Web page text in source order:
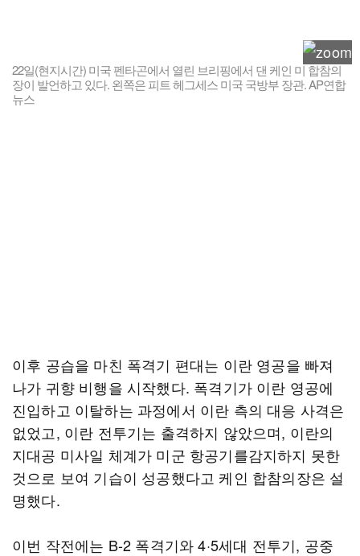
22일(현지시간) 미국 펜타곤에서 열린 브리핑에서 댄 케인 미 합참의
장이 발언하고 있다. 왼쪽은 피트 헤그세스 미국 국방부 장관. AP연합
뉴스
이후 공습을 마친 폭격기 편대는 이란 영공을 빠져
나가 귀향 비행을 시작했다. 폭격기가 이란 영공에
진입하고 이탈하는 과정에서 이란 측의 대응 사격은
없었고, 이란 전투기는 출격하지 않았으며, 이란의
지대공 미사일 체계가 미군 항공기를감지하지 못한
것으로 보여 기습이 성공했다고 케인 합참의장은 설
명했다.
이번 작전에는 B-2 폭격기와 4·5세대 전투기, 공중